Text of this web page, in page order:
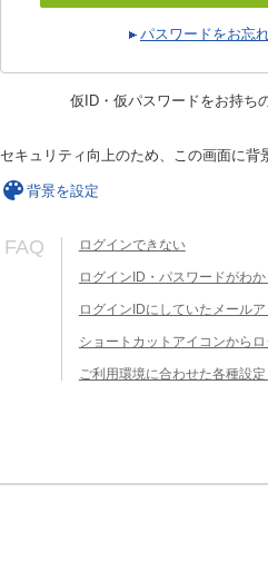
パスワードをお忘
仮ID・仮パスワードをお持ち
セキュリティ向上のため、この画面に背
背景を設定
FAQ ログインできない
ログインID・パスワードがわ
ログインIDにしていたメール
ショートカットアイコンから
ご利用環境に合わせた各種設